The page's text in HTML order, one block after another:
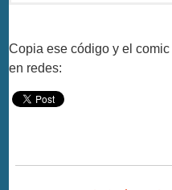
Copia ese código y el
en redes: